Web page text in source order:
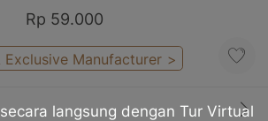
Rp 59.000
Exclusive Manufacturer >
langsung dengan Tur Virtual